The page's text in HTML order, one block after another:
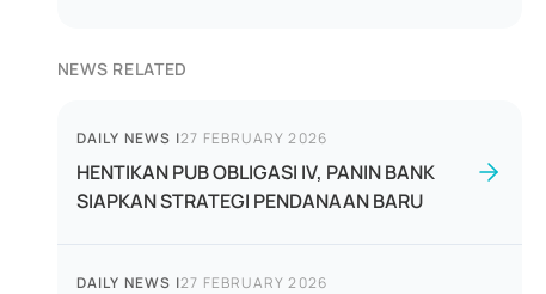
NEWS RELATED
DAILY NEWS |27 FEBRUARY 2026
HENTIKAN PUB OBLIGASI IV, PANIN BANK
SIAPKAN STRATEGI PENDANAAN BARU
DAILY NEWS |27 FEBRUARY 2026